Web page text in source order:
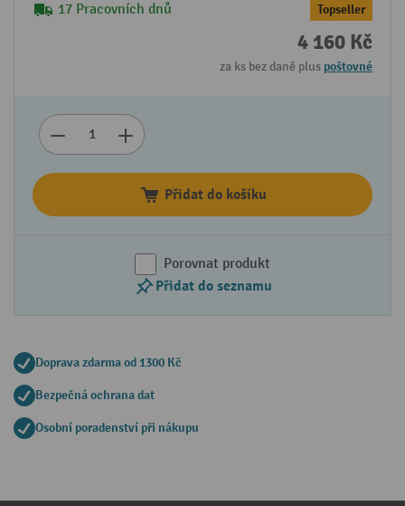
17 Pracovních dnů Topseller
4 160 Kč
za ks bez daně plus poštovné
Přidat do košíku
Porovnat produkt
Přidat do seznamu
Doprava zdarma od 1300 Kč
Bezpečná ochrana dat
Osobní poradenství při nákupu